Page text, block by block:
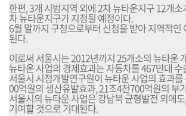
한편, 3개 시범지역 외에 2차 뉴타운지구 12개
차 뉴타운지구가 지정될 예정이다.
6월 말까지 구청으로부터 신청을 받아 지역적
된다.
이로써 서울시는 2012년까지 25개소의 뉴타운
뉴타운 사업의 경제효과는 자동차를 467만대
서울시 시정개발연구원이 뉴타운 사업의 효과
00억원의 생산유발효과, 21조4천700억원의 부
서울시의 뉴타운 사업은 강남북 균형발전 외에
기여할 것으로 기대된다.